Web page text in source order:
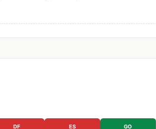
DF ES GO